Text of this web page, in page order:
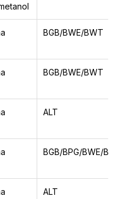
BGB/BWE/BWT
BGB/BWE/BWT
ALT
BGB/BPG/BWE/
ALT